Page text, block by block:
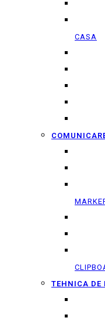
CASA
TEHNICA DE